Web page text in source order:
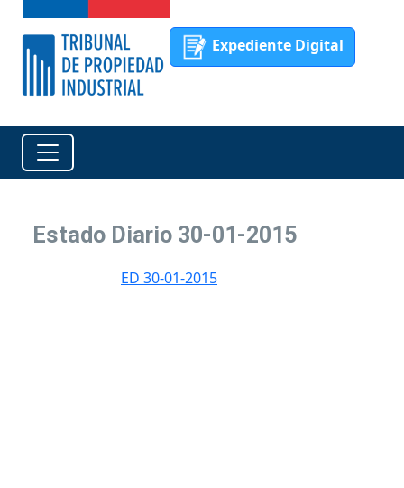
Expediente Digital
Estado Diario 30-01-2015
ED 30-01-2015